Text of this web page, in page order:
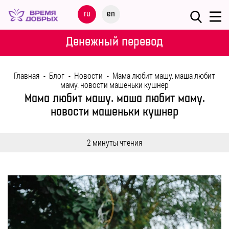
ru en
Меню
НАШИ
ДЕТИ
МЕРОПРИЯТИЯ
ПОМОЩЬ
Денежный перевод
Главная - Блог - Новости - Мама любит машу. маша любит
маму. новости машеньки кушнер
Мама любит машу. маша любит маму.
новости машеньки кушнер
2 минуты чтения